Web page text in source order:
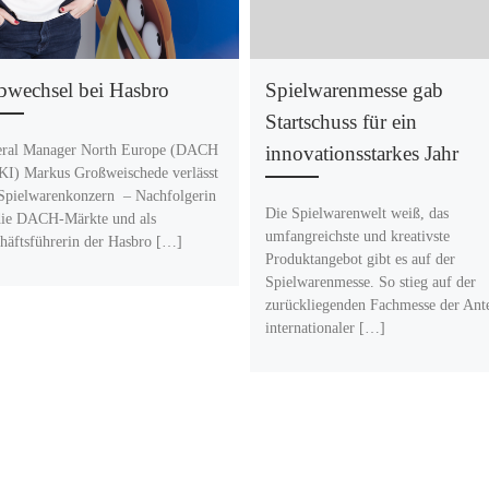
bei Hasbro
Manager North Europe (DACH
Markus Großweischede verlässt
– Nachfolgerin
DACH-Märkte und als
der Hasbro […]
Spielwarenmesse gab
Startschuss für ein
innovationsstarkes Jahr
Die Spielwarenwelt weiß, das
umfangreichste und kreativste
Produktangebot gibt es auf der
Spielwarenmesse. So stieg auf der
zurückliegenden Fachmesse der
internationaler […]